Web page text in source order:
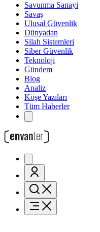
Savunma Sanayi
Savaş
Ulusal Güvenlik
Dünyadan
Silah Sistemleri
Siber Güvenlik
Teknoloji
Gündem
Blog
Analiz
Köşe Yazıları
Tüm Haberler